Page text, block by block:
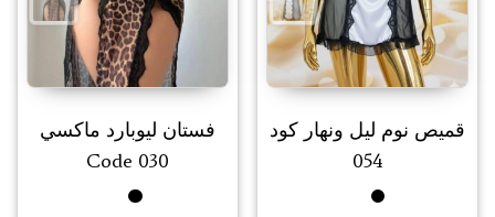
قميص نوم ليل ونهار كود
054
فستان ليوبارد ماكسي
Code 030